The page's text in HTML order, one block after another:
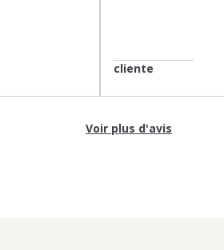
cliente
Voir plus d'avis